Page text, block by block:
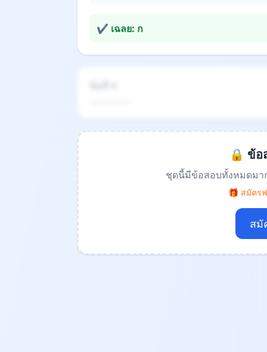
✔ เฉลย: ก
🔒 ข้อ
ชุดนี้มีข้อสอบทั้งหมดมา
🎁 สมัคร
สมั